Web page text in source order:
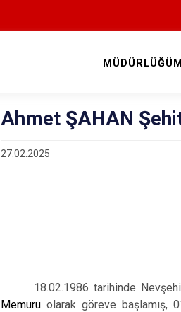
Ahmet ŞAHAN
27.02.2025
18.02.1986 tarihinde
Memuru olarak göreve başlamış,